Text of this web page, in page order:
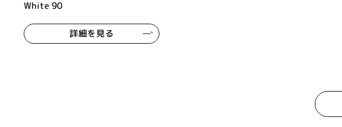
White 90
詳細を見る